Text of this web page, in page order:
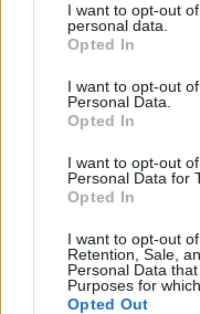
I want to opt-out
personal data.
Opted In
I want to opt-out
Personal Data.
Opted In
I want to opt-out
Personal Data for
Opted In
I want to opt-out
Retention, Sale,
Personal Data
Purposes for
Opted Out
Pedig
13.